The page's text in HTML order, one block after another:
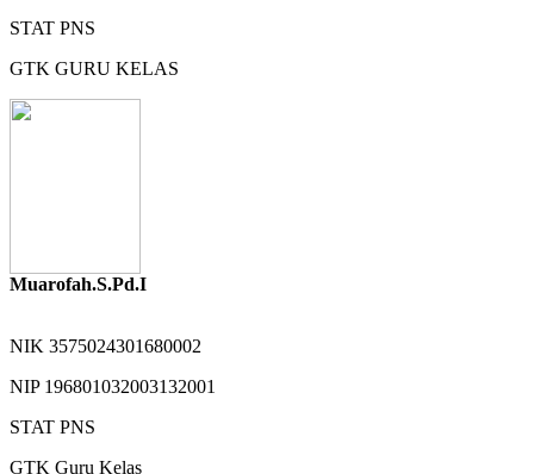
STAT PNS
GTK GURU KELAS
Muarofah.S.Pd.I
NIK 3575024301680002
NIP 196801032003132001
STAT PNS
GTK Guru Kelas